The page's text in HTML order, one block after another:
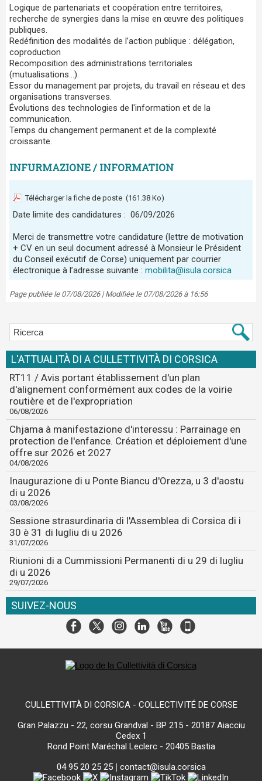
Logique de partenariats et coopération entre territoires,
recherche de synergies dans la mise en œuvre des politiques
publiques.
Redéfinition des modalités de l’action publique : délégation,
coproduction
Recomposition des administrations territoriales
(mutualisations…).
Essor du management par projets, du travail en réseau et des
organisations transverses.
Évolutions des technologies de l'information et de la
communication.
Temps du changement permanent et de la complexité
croissante.
INFURMAZIONE / INFORMATION
Télécharger la fiche de poste (161.38 Ko)
Date limite des candidatures : 06/09/2026
Merci de transmettre votre candidature (lettre de motivation
+ CV en un seul document adressé à Monsieur le Président
du Conseil exécutif de Corse) uniquement par courrier
électronique à l’adresse suivante : mobilita@isula.corsica
Page publiée le 07/08/2026 | Modifiée le 07/08/2026 à 16:56
L'ATTUALITÀ DI A CULLETTIVITÀ DI CORSICA
RT11 / Avis portant établissement d'un plan
d'alignement conformément aux codes de la voirie
routière et de l'expropriation
06/08/2026
Chjama à manifestazione d'interessu : Parrainage en
protection de l'enfance. Création et déploiement d'une
offre sur 2026 et 2027
04/08/2026
Inaugurazione di u Ponte Biancu d'Orezza, u 3 d'aostu
di u 2026
03/08/2026
Sessione strasurdinaria di l'Assemblea di Corsica di i
30 è 31 di lugliu di u 2026
31/07/2026
Riunioni di a Cummissioni Permanenti di u 29 di lugliu
di u 2026
29/07/2026
SUIVEZ-NOUS
CULLETTIVITÀ DI CORSICA - COLLECTIVITÉ DE CORSE
Gran Palazzu - 22, corsu Grandval - BP 215 - 20187 Aiacciu
Cedex 1
Rond Point Maréchal Leclerc - 20405 Bastia
04 95 20 25 25| contact@isula.corsica